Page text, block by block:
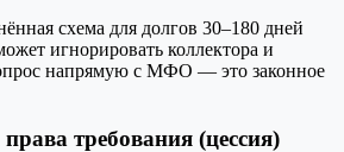
схема для долгов 30–180 дней
игнорировать коллектора и
напрямую с МФО — это законное
требования (цессия)